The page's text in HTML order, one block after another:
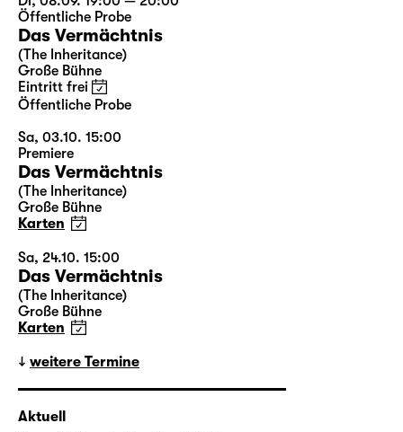
Öffentliche Probe
Das Vermächtnis
(The Inheritance)
Große Bühne
Eintritt frei
Öffentliche Probe
Sa, 03.10. 15:00
Premiere
Das Vermächtnis
(The Inheritance)
Große Bühne
Karten
Sa, 24.10. 15:00
Das Vermächtnis
(The Inheritance)
Große Bühne
Karten
weitere Termine
Aktuell